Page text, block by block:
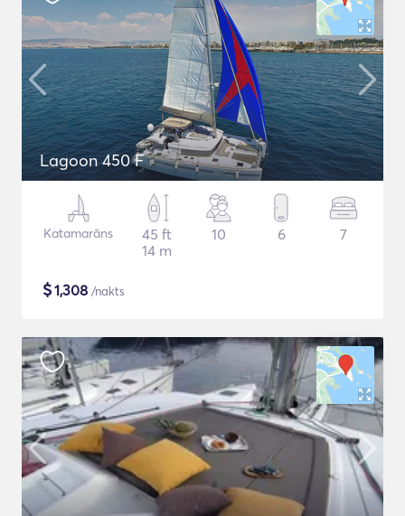
Lagoon 450 F
Katamarāns
45 ft
14 m
10 6 7
$1,308 /nakts